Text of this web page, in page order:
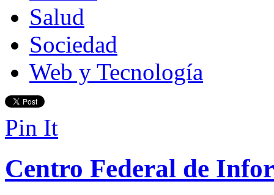
Salud
Sociedad
Web y Tecnología
Pin It
Centro Federal de